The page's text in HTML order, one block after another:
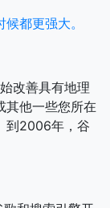
都更强大。
改善具有地理
其他一些您所在
到2006年，谷